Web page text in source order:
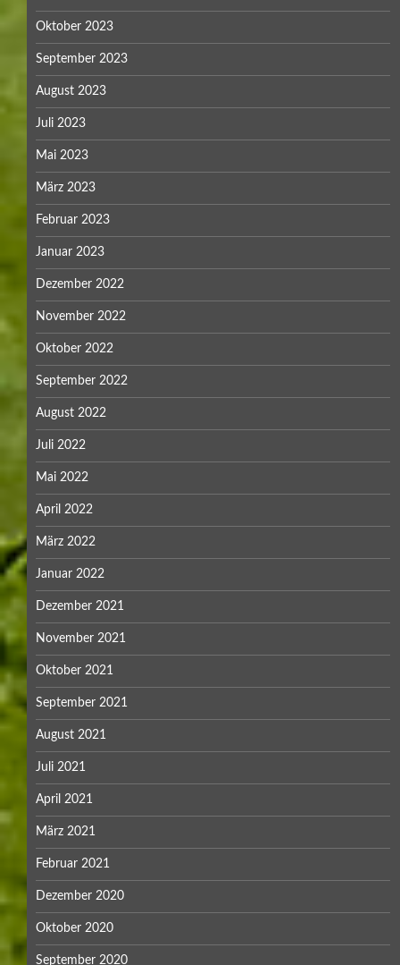
Oktober 2023
September 2023
August 2023
Juli 2023
Mai 2023
März 2023
Februar 2023
Januar 2023
Dezember 2022
November 2022
Oktober 2022
September 2022
August 2022
Juli 2022
Mai 2022
April 2022
März 2022
Januar 2022
Dezember 2021
November 2021
Oktober 2021
September 2021
August 2021
Juli 2021
April 2021
März 2021
Februar 2021
Dezember 2020
Oktober 2020
September 2020